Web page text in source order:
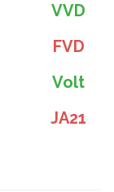
VVD
FVD
Volt
JA21